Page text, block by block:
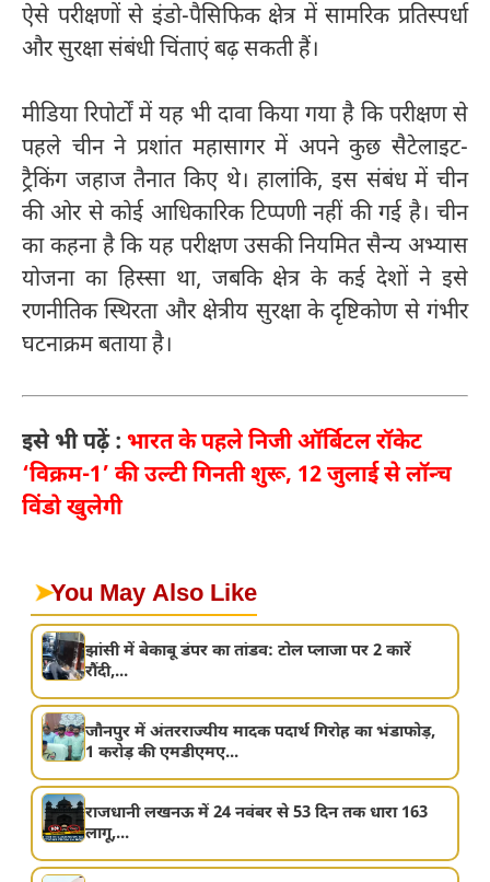
ऐसे परीक्षणों से इंडो-पैसिफिक क्षेत्र में सामरिक प्रतिस्पर्धा
और सुरक्षा संबंधी चिंताएं बढ़ सकती हैं।
मीडिया रिपोर्टों में यह भी दावा किया गया है कि परीक्षण से
पहले चीन ने प्रशांत महासागर में अपने कुछ सैटेलाइट-
ट्रैकिंग जहाज तैनात किए थे। हालांकि, इस संबंध में चीन
की ओर से कोई आधिकारिक टिप्पणी नहीं की गई है। चीन
का कहना है कि यह परीक्षण उसकी नियमित सैन्य अभ्यास
योजना का हिस्सा था, जबकि क्षेत्र के कई देशों ने इसे
रणनीतिक स्थिरता और क्षेत्रीय सुरक्षा के दृष्टिकोण से गंभीर
घटनाक्रम बताया है।
इसे भी पढ़ें : भारत के पहले निजी ऑर्बिटल रॉकेट
‘विक्रम-1’ की उल्टी गिनती शुरू, 12 जुलाई से लॉन्च
विंडो खुलेगी
➤You May Also Like
झांसी में बेकाबू डंपर का तांडव: टोल प्लाजा पर 2 कारें
रौंदी,...
जौनपुर में अंतरराज्यीय मादक पदार्थ गिरोह का भंडाफोड़,
1 करोड़ की एमडीएमए...
राजधानी लखनऊ में 24 नवंबर से 53 दिन तक धारा 163
लागू,...